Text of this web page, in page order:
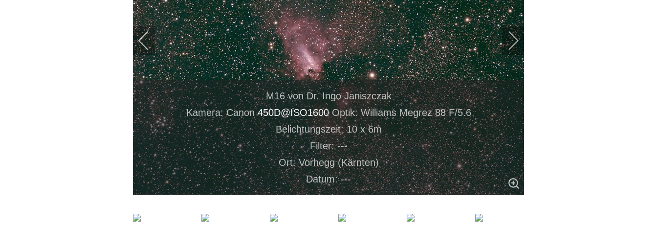
M16 von Dr. Ingo Janiszczak
Kamera: Canon450D@ISO1600Optik: Williams Megrez 88 F/5.6
Belichtungszeit: 10 x 6m
Filter: ---
Ort: Vorhegg (Kärnten)
Datum: ---